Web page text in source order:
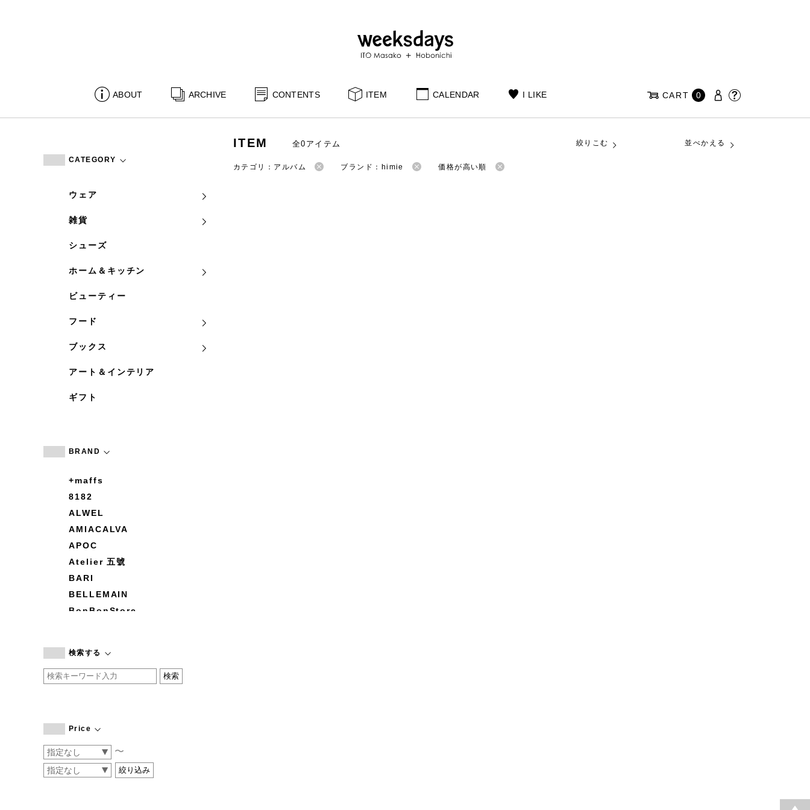
ABOUT ARCHIVE CONTENTS ITEM CALENDAR I LIKE CART 0
CATEGORY
ウェア
雑貨
シューズ
ホーム＆キッチン
ビューティー
フード
ブックス
アート＆インテリア
ギフト
BRAND
+maffs
8182
ALWEL
AMIACALVA
APOC
Atelier 五號
BARI
BELLEMAIN
BonBonStore
by basics
CATWORTH
COGTHEBIGSMOKE
CONVERSE
DEAN & DELUCA
検索する
Price
〜
ITEM 全0アイテム 絞りこむ 並べかえる
カテゴリ：アルバム ブランド：himie 価格が高い順